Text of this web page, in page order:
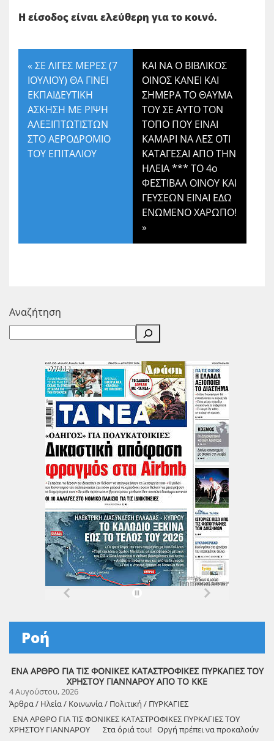
Η είσοδος είναι ελεύθερη για το κοινό.
« ΣΕ ΛΙΓΕΣ ΜΕΡΕΣ (7
ΙΟΥΛΙΟΥ) ΘΑ ΓΙΝΕΙ
ΕΚΠΑΙΔΕΥΤΙΚΗ
ΑΣΚΗΣΗ ΜΕ ΡΙΨΗ
ΑΛΕΞΙΠΤΩΤΙΣΤΩΝ
ΣΤΟ ΑΕΡΟΔΡΟΜΙΟ
ΤΟΥ ΕΠΙΤΑΛΙΟΥ
ΚΑΙ ΝΑ Ο ΒΙΒΛΙΚΟΣ
ΟΙΝΟΣ ΚΑΝΕΙ ΚΑΙ
ΣΗΜΕΡΑ ΤΟ ΘΑΥΜΑ
ΤΟΥ ΣΕ ΑΥΤΟ ΤΟΝ
ΤΟΠΟ ΠΟΥ ΕΙΝΑΙ
ΚΑΜΑΡΙ ΝΑ ΛΕΣ ΟΤΙ
ΚΑΤΑΓΕΣΑΙ ΑΠΟ ΤΗΝ
ΗΛΕΙΑ *** ΤΟ 4ο
ΦΕΣΤΙΒΑΛ ΟΙΝΟΥ ΚΑΙ
ΓΕΥΣΕΩΝ ΕΙΝΑΙ ΕΔΩ
ΕΝΩΜΕΝΟ ΧΑΡΩΠΟ!
»
Αναζήτηση
Ροή
ΕΝΑ ΑΡΘΡΟ ΓΙΑ ΤΙΣ ΦΟΝΙΚΕΣ ΚΑΤΑΣΤΡΟΦΙΚΕΣ ΠΥΡΚΑΓΙΕΣ ΤΟΥ
ΧΡΗΣΤΟΥ ΓΙΑΝΝΑΡΟΥ ΑΠΟ ΤΟ ΚΚΕ
4 Αυγούστου, 2026
Άρθρα / Ηλεία / Κοινωνία / Πολιτική / ΠΥΡΚΑΓΙΕΣ
ΕΝΑ ΑΡΘΡΟ ΓΙΑ ΤΙΣ ΦΟΝΙΚΕΣ ΚΑΤΑΣΤΡΟΦΙΚΕΣ ΠΥΡΚΑΓΙΕΣ ΤΟΥ
ΧΡΗΣΤΟΥ ΓΙΑΝΝΑΡΟΥ Στα όριά του! Οργή πρέπει να προκαλούν